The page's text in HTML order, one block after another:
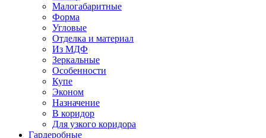
Малогабаритные
Форма
Угловые
Отделка и материал
Из МДФ
Зеркальные
Особенности
Купе
Эконом
Назначение
В коридор
Для узкого коридора
Гардеробные